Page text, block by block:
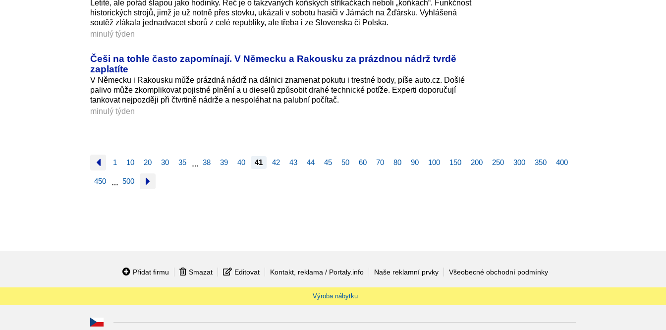
Letité, ale pořád šlapou jako hodinky. Řeč je o takzvaných koňských stříkačkách neboli „koňkách“. Funkčnost
historických strojů, jimž je už notně přes stovku, ukázali v sobotu hasiči v Jámách na Žďársku. Vyhlášená
soutěž zlákala jednadvacet sborů z celé republiky, ale třeba i ze Slovenska či Polska.
minulý týden
Češi na tohle často zapomínají. V Německu a Rakousku za prázdnou nádrž tvrdě
zaplatíte
V Německu i Rakousku může prázdná nádrž na dálnici znamenat pokutu i trestné body, píše auto.cz. Došlé
palivo může zkomplikovat pojistné plnění a u dieselů způsobit drahé technické potíže. Experti doporučují
tankovat nejpozději při čtvrtině nádrže a nespoléhat na palubní počítač.
minulý týden
1 10 20 30 35 … 38 39 40 41 42 43 44 45 50 60 70 80 90 100 150 200 250 300 350 400
450 … 500
Přidat firmu Smazat Editovat Kontakt, reklama / Portaly.info Naše reklamní prvky Všeobecné obchodní podmínky
Výroba nábytku